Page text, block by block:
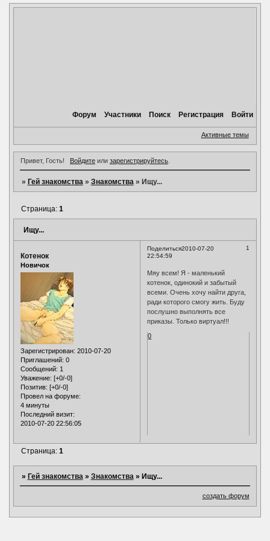
Форум Участники Поиск Регистрация Войти
Активные темы
Привет, Гость! Войдитеили зарегистрируйтесь.
» Гей знакомства » Знакомства » Ищу...
Ищу...
Страница: 1
Поделиться 1
2010-07-20
22:54:59
Котенок
Новичок
Зарегистрирован: 2010-07-20
Приглашений: 0
Сообщений: 1
Уважение: [+0/-0]
Позитив: [+0/-0]
Провел на форуме:
4 минуты
Последний визит:
2010-07-20 22:56:05
Мяу всем! Я - маленький
котенок, одинокий и забытый
всеми. Очень хочу найти друга,
ради которого смогу жить. Буду
послушно выполнять все
приказы. Только виртуал!!!
0
Страница: 1
» Гей знакомства » Знакомства » Ищу...
создать форум